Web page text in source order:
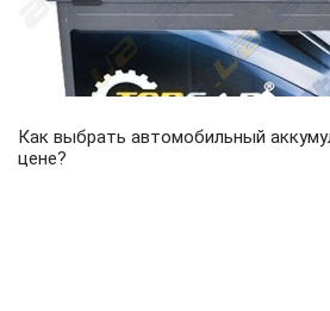
Как выбрать автомобильный
цене?